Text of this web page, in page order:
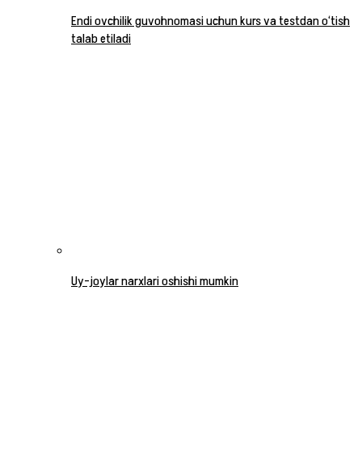
Endi ovchilik guvohnomasi uchun kurs va testdan o‘tish
talab etiladi
Uy-joylar narxlari oshishi mumkin